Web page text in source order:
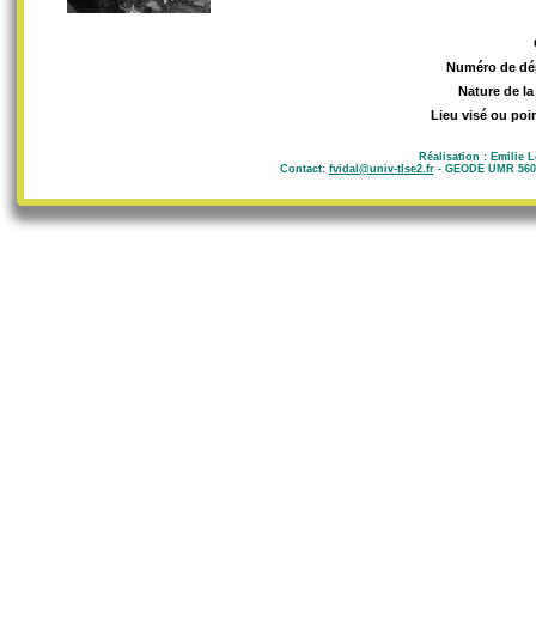
Numéro de
Nature de
Lieu visé ou
Réalisation : Emilie
Contact: fvidal@univ-tlse2.fr- GEODE UMR